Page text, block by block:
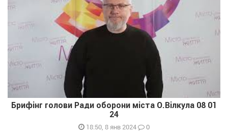
Брифінг голови Ради оборони міста О.Вілкула 08 01
24
18:50, 8 янв 2024 0